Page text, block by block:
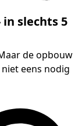
slechts 5
de opbouw
eens nodig